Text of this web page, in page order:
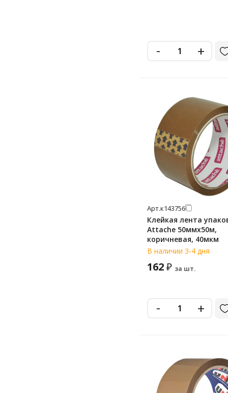
- +
Арт.к143756
Клейкая лента
Attache 50ммx50м,
коричневая, 40мкм
В наличии 3-4 дня
162₽ за шт.
- +